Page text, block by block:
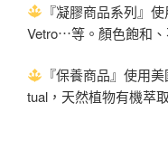
『凝膠商品系列』使
Vetro⋯等。顏色飽和
『保養商品』使用
tual，天然植物有機萃